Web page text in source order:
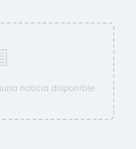
noticia disponible.